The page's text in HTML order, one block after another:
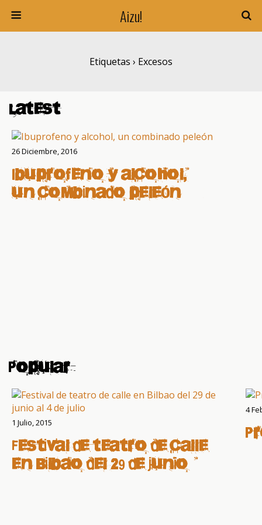
Aizu!
Etiquetas › Excesos
Latest
26 Diciembre, 2016
Ibuprofeno y alcohol,
un combinado peleón
Popular
1 Julio, 2015
Festival de teatro de calle
en Bilbao del 29 de junio al
4